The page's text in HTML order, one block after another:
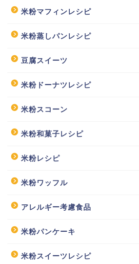
米粉マフィンレシピ
米粉蒸しパンレシピ
豆腐スイーツ
米粉ドーナツレシピ
米粉スコーン
米粉和菓子レシピ
米粉レシピ
米粉ワッフル
アレルギー考慮食品
米粉パンケーキ
米粉スイーツレシピ